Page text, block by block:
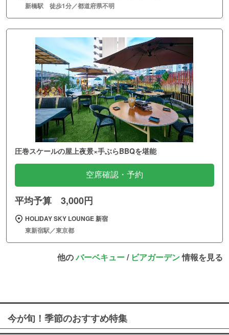
新橋駅 徒歩1分／都道府県不明
圧巻スケールの屋上夜景×手ぶらBBQを堪能
空席確認・予約
平均予算 3,000円
HOLIDAY SKY LOUNGE 新宿
東新宿駅／東京都
他のバーベキュー/ ビアガーデン情報を見る
今が旬！季節のおすすめ特集